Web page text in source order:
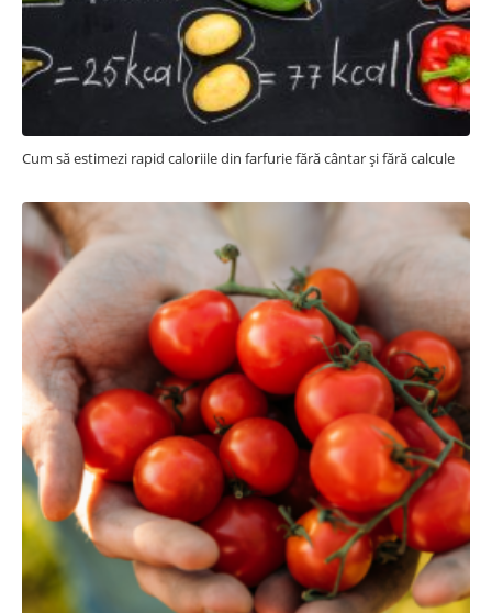
Cum să estimezi rapid caloriile din farfurie fără cântar și fără calcule